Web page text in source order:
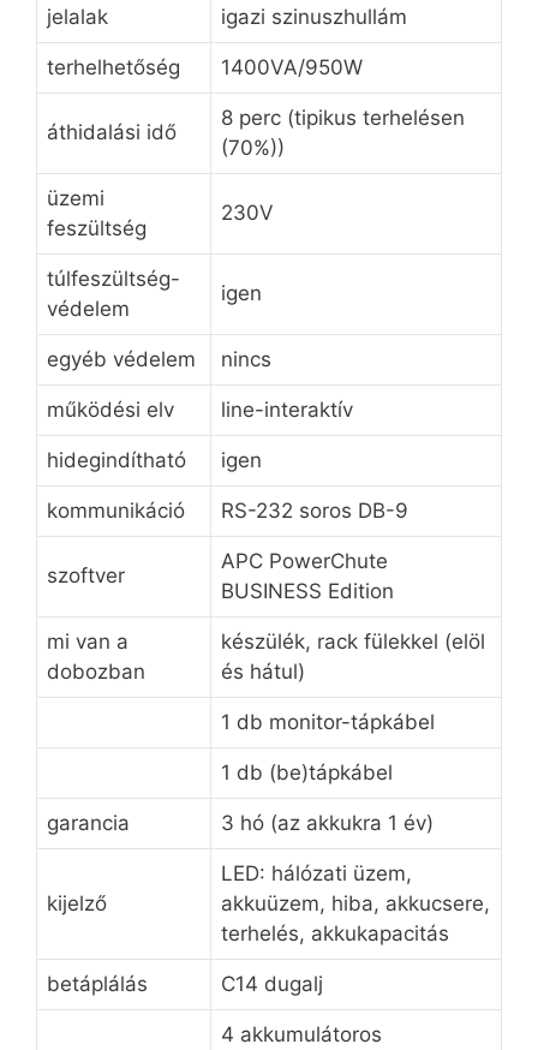
jelalak igazi szinuszhullám
terhelhetőség 1400VA/950W
áthidalási idő
8 perc (tipikus terhelésen
(70%))
üzemi
feszültség
230V
túlfeszültség-
védelem
igen
egyéb védelem nincs
működési elv line-interaktív
hidegindítható igen
kommunikáció RS-232 soros DB-9
szoftver
APC PowerChute
BUSINESS Edition
mi van a
dobozban
készülék, rack fülekkel (elöl
és hátul)
1 db monitor-tápkábel
1 db (be)tápkábel
garancia 3 hó (az akkukra 1 év)
kijelző
LED: hálózati üzem,
akkuüzem, hiba, akkucsere,
terhelés, akkukapacitás
betáplálás C14 dugalj
4 akkumulátoros